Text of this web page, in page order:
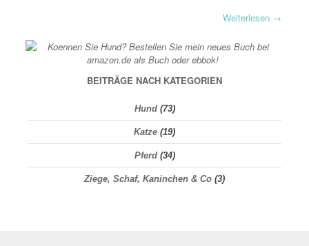
Weiterlesen →
BEITRÄGE NACH KATEGORIEN
Hund(73)
Katze (19)
Pferd(34)
Ziege, Schaf, Kaninchen & Co (3)